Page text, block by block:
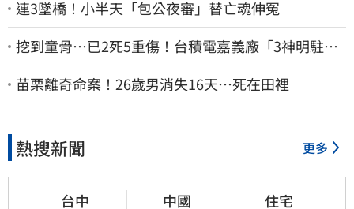
連3墜橋！小半天「包公夜審」替亡魂伸冤
挖到童骨…已2死5重傷！台積電嘉義廠「3神明駐駕
畫面曝光」
苗栗離奇命案！26歲男消失16天…死在田裡
熱搜新聞 更多
台中 中國 住宅